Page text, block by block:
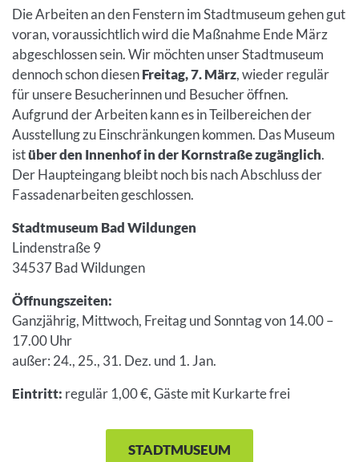
Die Arbeiten an den Fenstern im Stadtmuseum gehen gut
voran, voraussichtlich wird die Maßnahme Ende März
abgeschlossen sein. Wir möchten unser Stadtmuseum
dennoch schon diesenFreitag, 7. März, wieder regulär
für unsere Besucherinnen und Besucher öffnen.
Aufgrund der Arbeiten kann es in Teilbereichen der
Ausstellung zu Einschränkungen kommen. Das Museum
istüber den Innenhof in der Kornstraße zugänglich.
Der Haupteingang bleibt noch bis nach Abschluss der
Fassadenarbeiten geschlossen.
Stadtmuseum Bad Wildungen
Lindenstraße 9
34537 Bad Wildungen
Öffnungszeiten:
Ganzjährig, Mittwoch, Freitag und Sonntag von 14.00 –
17.00 Uhr
außer: 24., 25., 31. Dez. und 1. Jan.
Eintritt: regulär 1,00 €, Gäste mit Kurkarte frei
STADTMUSEUM